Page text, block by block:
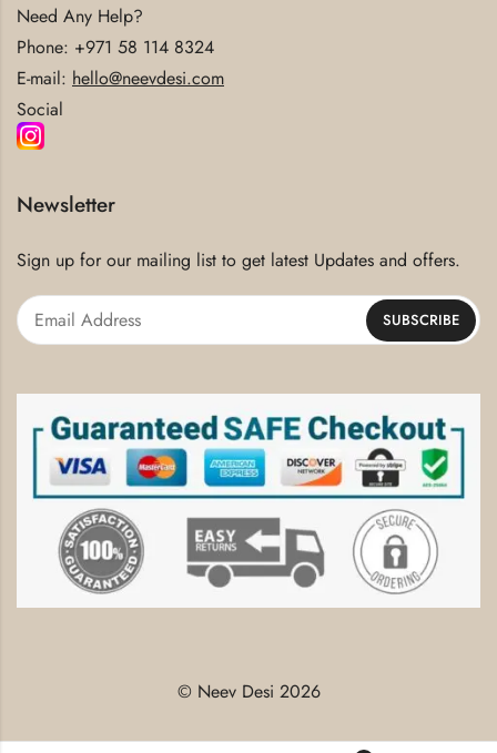
Need Any Help?
Phone: +971 58 114 8324
E-mail: hello@neevdesi.com
Social
Newsletter
Sign up for our mailing list to get latest Updates and offers.
© Neev Desi 2026